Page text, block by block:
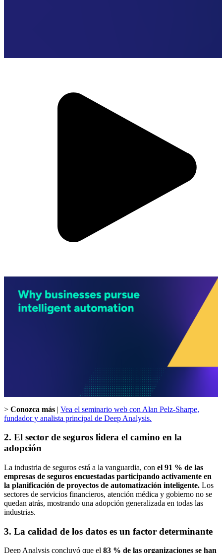
> Conozca más | Vea el seminario web con Alan Pelz-Sharpe,
fundador y analista principal de Deep Analysis.
2. El sector de seguros lidera el camino en la
adopción
La industria de seguros está a la vanguardia, con el 91 % de las
empresas de seguros encuestadas participando activamente en
la planificación de proyectos de automatización inteligente. Los
sectores de servicios financieros, atención médica y gobierno no se
quedan atrás, mostrando una adopción generalizada en todas las
industrias.
3. La calidad de los datos es un factor determinante
Deep Analysis concluyó que el 83 % de las organizaciones se han